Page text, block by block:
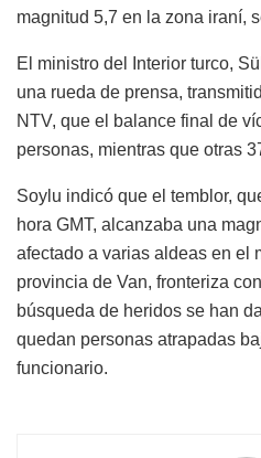
magnitud 5,7 en la zona iraní,
El ministro del Interior turco,
una rueda de prensa,
NTV, que el balance final de
personas, mientras que otras
Soylu indicó que el temblor,
hora GMT, alcanzaba una
afectado a varias aldeas en el
provincia de Van, fronteriza
búsqueda de heridos se han
quedan personas atrapadas
funcionario.